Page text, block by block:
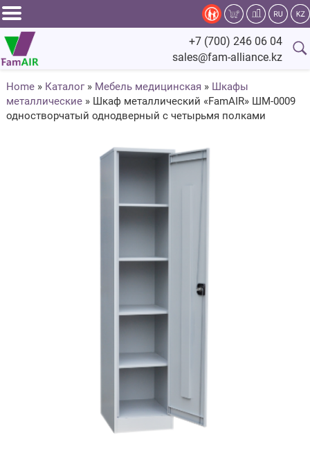
Задать
вопрос
специалисту
Главная
+7 (700) 246 06 04
sales@fam-alliance.kz
Home » Каталог » Мебель медицинская » Шкафы
металлические »Шкаф металлический «FamAIR» ШМ-0009
одностворчатый однодверный с четырьмя полками